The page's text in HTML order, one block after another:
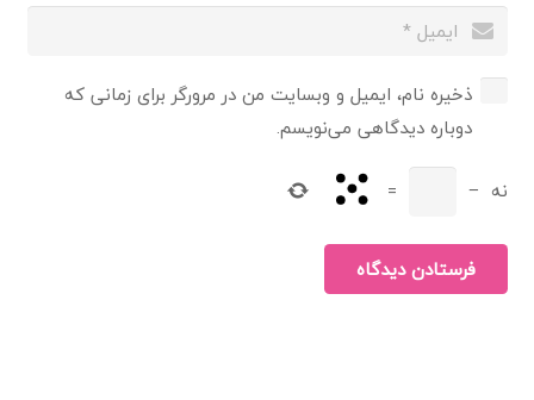
ذخیره نام، ایمیل و وبسایت من در مرورگر برای زمانی که
دوباره دیدگاهی می‌نویسم.
نه −
=
فرستادن دیدگاه